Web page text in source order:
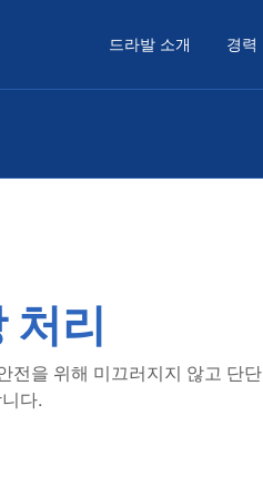
드라발 소개 경력
처리
전을 위해 미끄러지지 않고 단단
다.